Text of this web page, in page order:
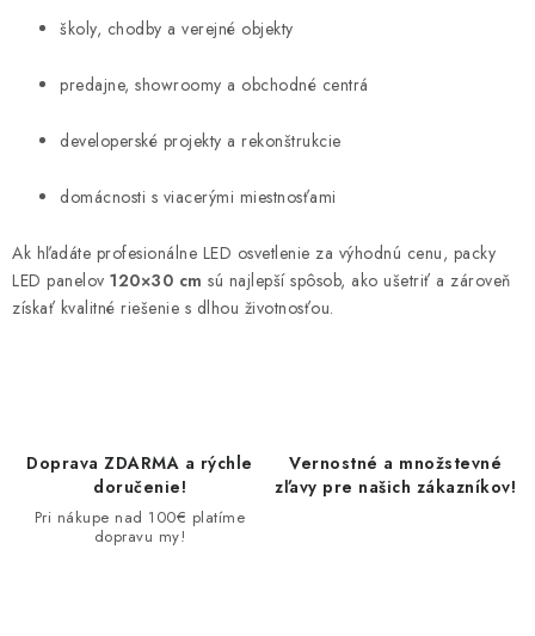
školy, chodby a verejné objekty
predajne, showroomy a obchodné centrá
developerské projekty a rekonštrukcie
domácnosti s viacerými miestnosťami
Ak hľadáte profesionálne LED osvetlenie za výhodnú cenu, packy
LED panelov 120×30 cm sú najlepší spôsob, ako ušetriť a zároveň
získať kvalitné riešenie s dlhou životnosťou.
Doprava ZDARMA a rýchle
doručenie!
Pri nákupe nad 100€ platíme
dopravu my!
Vernostné a množstevné
zľavy pre našich zákazníkov!